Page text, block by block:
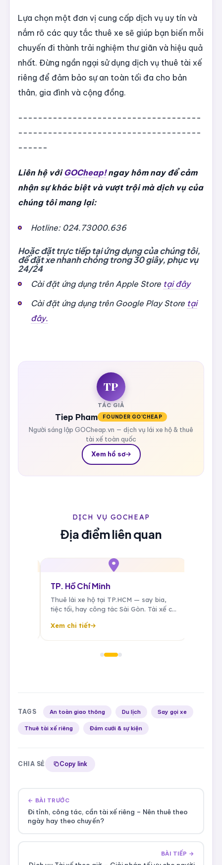
Lựa chọn một đơn vị cung cấp dịch vụ uy tín và
nắm rõ các quy tắc thuê xe sẽ giúp bạn biến mỗi
chuyến đi thành trải nghiệm thư giãn và hiệu quả
nhất. Đừng ngần ngại sử dụng dịch vụ thuê tài xế
riêng để đảm bảo sự an toàn tối đa cho bản
thân, gia đình và cộng đồng.
-------------------------------------
-------------------------------------
------
Liên hệ với GOCheap!ngay hôm nay để cảm
nhận sự khác biệt và vượt trội mà dịch vụ của
chúng tôi mang lại:
Hotline: 024.73000.636
Hoặc đặt trực tiếp tại ứng dụng của chúng tôi,
để đặt xe nhanh chóng trong 30 giây, phục vụ
24/24
Cài đặt ứng dụng trên Apple Store tại đây
Cài đặt ứng dụng trên Google Play Store tại
đây.
TP
TÁC GIẢ
Tiep Pham FOUNDER GO'CHEAP
Người sáng lập GOCheap.vn — dịch vụ lái xe hộ & thuê
tài xế toàn quốc
Xem hồ sơ
DỊCH VỤ GOCHEAP
Địa điểm liên quan
TP. Hồ Chí Minh
Thuê lái xe hộ tại TP.HCM — say bia,
tiệc tối, hay công tác Sài Gòn. Tài xế cố
Tân Sơn Nhất, sẵn sàng 24/7.
Xem chi tiết
TAGS An toàn giao thông Du lịch Say gọi xe
Thuê tài xế riêng Đám cưới & sự kiện
CHIA SẺ Copy link
← BÀI TRƯỚC
Đi tỉnh, công tác, cần tài xế riêng – Nên thuê theo
ngày hay theo chuyến?
BÀI TIẾP →